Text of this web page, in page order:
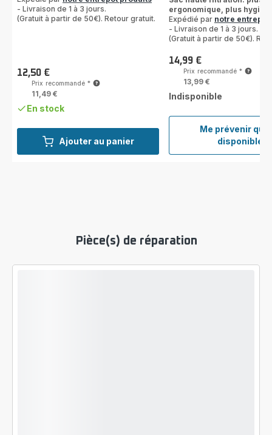
Ajouter au panier
- Livraison de 1 à 3 jours.
(Gratuit à partir de 50€). Retour gratuit.
Prix
12,50 €
Prix recommandé *
11,49 €
En stock
Me prévenir
disponible
4
Sacs
ergonomique, plus
Expédié par notre entrepôt
- Livraison de 1 à 3 jours.
(Gratuit à partir de 50€).
Prix
14,99 €
Prix recommandé *
13,99 €
Indisponible
Pièce(s) de réparation